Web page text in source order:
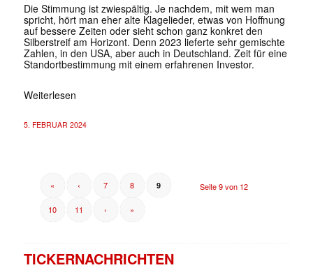
Die Stimmung ist zwiespältig. Je nachdem, mit wem man
spricht, hört man eher alte Klagelieder, etwas von Hoffnung
auf bessere Zeiten oder sieht schon ganz konkret den
Silberstreif am Horizont. Denn 2023 lieferte sehr gemischte
Zahlen, in den USA, aber auch in Deutschland. Zeit für eine
Standortbestimmung mit einem erfahrenen Investor.
Weiterlesen
5. FEBRUAR 2024
Seite 9 von 12
« ‹ 7 8 9
10 11 › »
TICKERNACHRICHTEN